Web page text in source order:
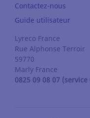
Contactez-nous
Guide utilisateur
Lyreco France
Rue Alphonse Terroir
59770
Marly France
0825 09 08 07